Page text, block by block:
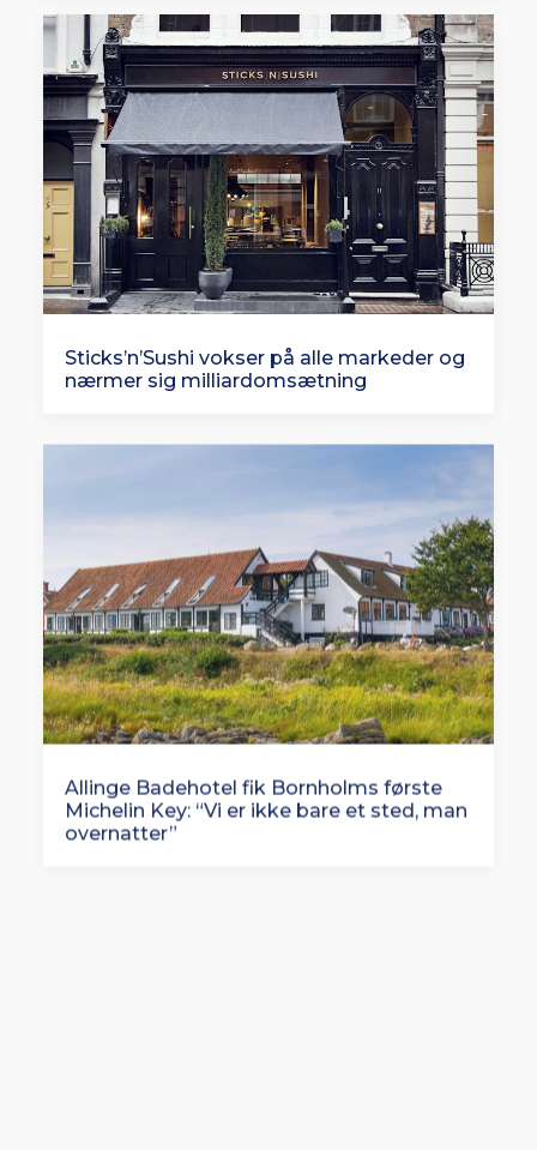
Sticks’n’Sushi vokser på alle markeder og
nærmer sig milliardomsætning
Allinge Badehotel fik Bornholms første
Michelin Key: “Vi er ikke bare et sted, man
overnatter”